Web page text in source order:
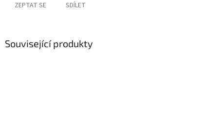
ZEPTAT SE SDÍLET
Související produkty